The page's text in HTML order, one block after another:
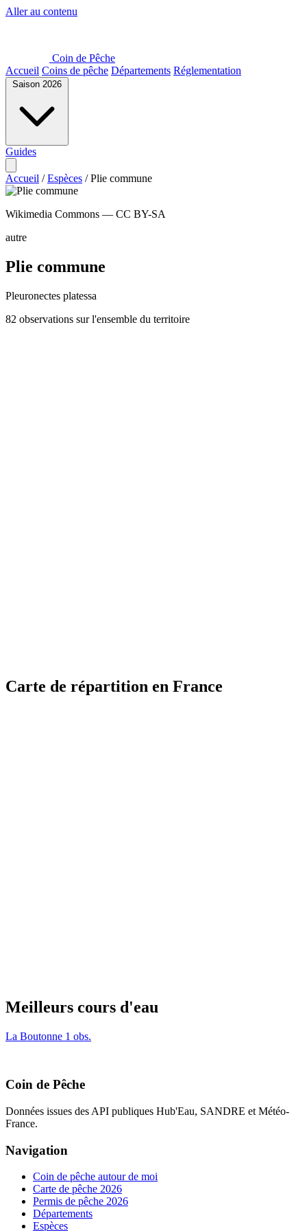
Aller au contenu
Coin de Pêche
Accueil Coins de pêche Départements Réglementation
Saison 2026
Guides
Accueil / Espèces / Plie commune
Wikimedia Commons — CC BY-SA
autre
Plie commune
Pleuronectes platessa
82 observations sur l'ensemble du territoire
Carte de répartition en France
MapLibre| ©OpenStreetMap
MapLibre| ©OpenStreetMap
Meilleurs cours d'eau
La Boutonne 1 obs.
Coin de Pêche
Données issues des API publiques Hub'Eau, SANDRE et Météo-
France.
Navigation
Coin de pêche autour de moi
Carte de pêche 2026
Permis de pêche 2026
Départements
Espèces